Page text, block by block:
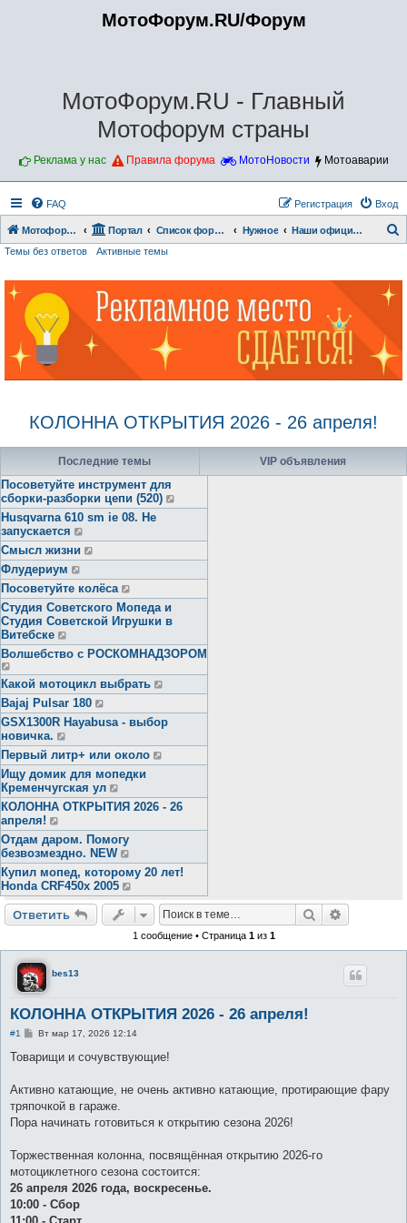
МотоФорум.RU/Форум
МотоФорум.RU - Главный
Мотофорум страны
Реклама у нас Правила форума МотоНовости Мотоаварии
FAQ Вход
Регистрация
Мотофорум.RU Портал Список форумов Нужное Наши официальные мероприятия
Темы без ответов Активные темы
КОЛОННА ОТКРЫТИЯ 2026 - 26 апреля!
Последние темы
Посоветуйте инструмент для
сборки-разборки цепи (520)
Husqvarna 610 sm ie 08. Не
запускается
Смысл жизни
Флудериум
Посоветуйте колёса
Студия Советского Мопеда и
Студия Советской Игрушки в
Витебске
Волшебство с РОСКОМНАДЗОРОМ
Какой мотоцикл выбрать
Bajaj Pulsar 180
GSX1300R Hayabusa - выбор
новичка.
Первый литр+ или около
Ищу домик для мопедки
Кременчугская ул
КОЛОННА ОТКРЫТИЯ 2026 - 26
апреля!
Отдам даром. Помогу
безвозмездно. NEW
Купил мопед, которому 20 лет!
Honda CRF450x 2005
VIP объявления
Ответить Поиск
1 сообщение • Страница 1из 1
bes13
КОЛОННА ОТКРЫТИЯ 2026 - 26 апреля!
#1
С
о
б
е
и
е
Вт мар 17, 2026 12:14
Товарищи и сочувствующие!
Активно катающие, не очень активно катающие, протирающие фару
тряпочкой в гараже.
Пора начинать готовиться к открытию сезона 2026!
Торжественная колонна, посвящённая открытию 2026-го
мотоциклетного сезона состоится:
26 апреля 2026 года, воскресенье.
10:00 - Сбор